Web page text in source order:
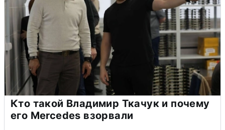
Кто такой Владимир Ткачук и почему
его Mercedes взорвали